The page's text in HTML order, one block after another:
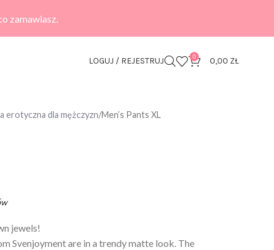
zamawiasz.
LOGUJ / REJESTRUJ 0 0,00 ZŁ
erotyczna dla mężczyzn Men’s Pants XL
jewels!
Svenjoyment are in a trendy matte look. The